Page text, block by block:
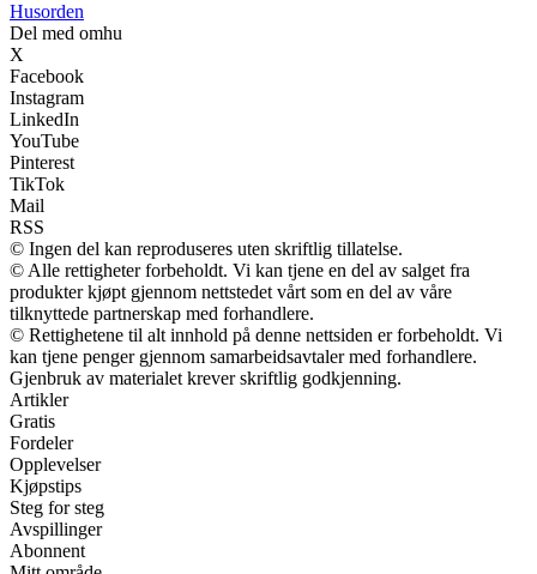
Husorden
Del med omhu
X
Facebook
Instagram
LinkedIn
YouTube
Pinterest
TikTok
Mail
RSS
© Ingen del kan reproduseres uten skriftlig tillatelse.
© Alle rettigheter forbeholdt. Vi kan tjene en del av salget fra
produkter kjøpt gjennom nettstedet vårt som en del av våre
tilknyttede partnerskap med forhandlere.
© Rettighetene til alt innhold på denne nettsiden er forbeholdt. Vi
kan tjene penger gjennom samarbeidsavtaler med forhandlere.
Gjenbruk av materialet krever skriftlig godkjenning.
Artikler
Gratis
Fordeler
Opplevelser
Kjøpstips
Steg for steg
Avspillinger
Abonnent